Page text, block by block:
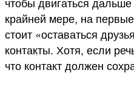
крайней мере, на
стоит «оставаться
контакты. Хотя, если
что контакт должен